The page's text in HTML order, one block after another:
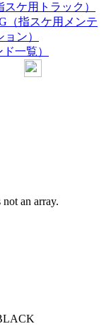
スケ用トラック）
（指スケ用メンテ
ン）
ド一覧）
an array.